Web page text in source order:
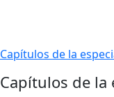
Capítulos de la
Capítulos de la